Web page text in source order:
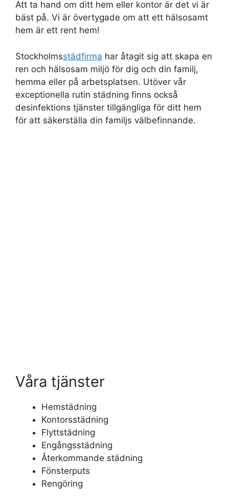
Att ta hand om ditt hem eller kontor är det vi är
bäst på. Vi är övertygade om att ett hälsosamt
hem är ett rent hem!
Stockholmsstädfirma har åtagit sig att skapa en
ren och hälsosam miljö för dig och din familj,
hemma eller på arbetsplatsen. Utöver vår
exceptionella rutin städning finns också
desinfektions tjänster tillgängliga för ditt hem
för att säkerställa din familjs välbefinnande.
Våra tjänster
Hemstädning
Kontorsstädning
Flyttstädning
Engångsstädning
Återkommande städning
Fönsterputs
Rengöring